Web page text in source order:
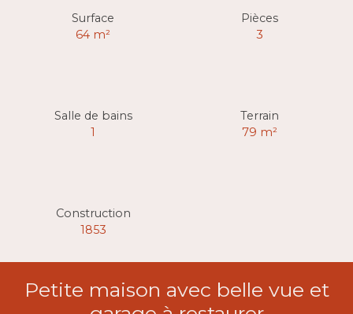
Surface
64 m²
Pièces
3
Salle de bains
1
Terrain
79 m²
Construction
1853
Petite maison avec belle vue et